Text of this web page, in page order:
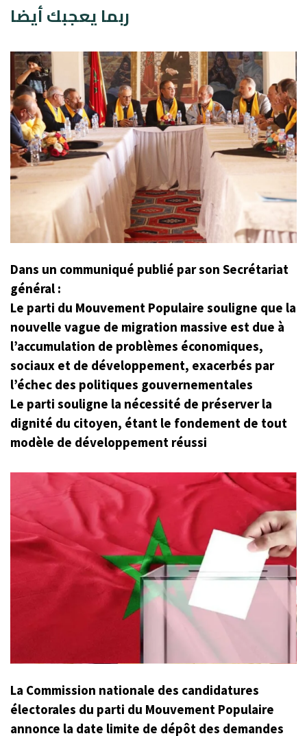
ربما يعجبك أيضا
Dans un communiqué publié par son Secrétariat
général :
Le parti du Mouvement Populaire souligne que la
nouvelle vague de migration massive est due à
l’accumulation de problèmes économiques,
sociaux et de développement, exacerbés par
l’échec des politiques gouvernementales
Le parti souligne la nécessité de préserver la
dignité du citoyen, étant le fondement de tout
modèle de développement réussi
La Commission nationale des candidatures
électorales du parti du Mouvement Populaire
annonce la date limite de dépôt des demandes